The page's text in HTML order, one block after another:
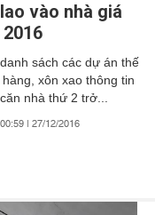
vào nhà giá
sách các dự án thế
xôn xao thông tin
nhà thứ 2 trở...
00:59 | 27/12/2016